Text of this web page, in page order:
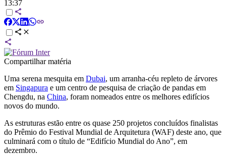
13:37
Compartilhar matéria
Uma serena mesquita em Dubai, um arranha-céu repleto de árvores
em Singapura e um centro de pesquisa de criação de pandas em
Chengdu, na China, foram nomeados entre os melhores edifícios
novos do mundo.
As estruturas estão entre os quase 250 projetos concluídos finalistas
do Prêmio do Festival Mundial de Arquitetura (WAF) deste ano, que
culminará com o título de “Edifício Mundial do Ano”, em
dezembro.